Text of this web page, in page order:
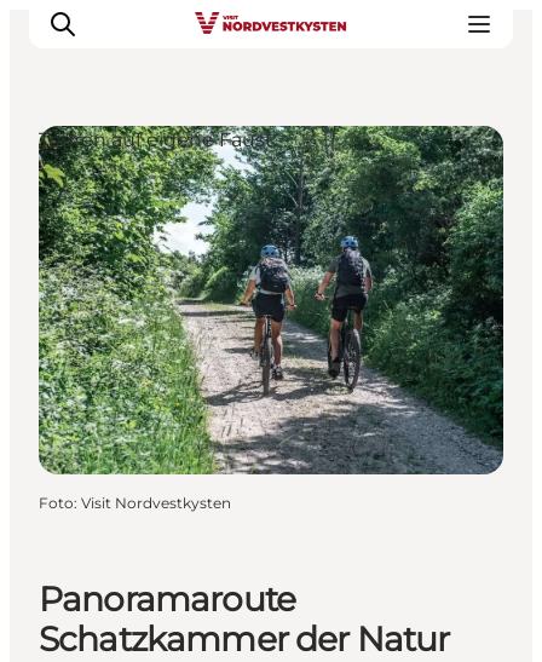
Urlaubsorte
Inspiration
Events
Unterkunft
Mach deine Urlaubsplanung
Panoramaroute
Schatzkammer der Natur
Touren auf eigene Faust
Foto: Visit Nordvestkysten